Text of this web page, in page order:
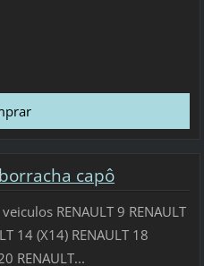
capô
RENAULT 9 RENAULT
14 (X14) RENAULT 18
RENAULT...